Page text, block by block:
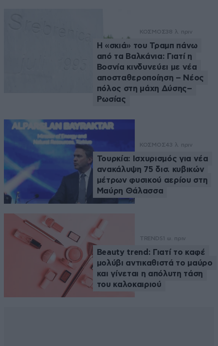
ΚΟΣΜΟΣ38 λ. πριν
Η «σκιά» του Τραμπ πάνω
από τα Βαλκάνια: Γιατί η
Βοσνία κινδυνεύει με νέα
αποσταθεροποίηση – Νέος
πόλος στη μάχη Δύσης–
Ρωσίας
ΚΟΣΜΟΣ43 λ. πριν
Τουρκία: Ισχυρισμός για νέα
ανακάλυψη 75 δισ. κυβικών
μέτρων φυσικού αερίου στη
Μαύρη Θάλασσα
TRENDS 1 ω. πριν
Beauty trend: Γιατί το καφέ
μολύβι αντικαθιστά το μαύρο
και γίνεται η απόλυτη τάση
του καλοκαιριού